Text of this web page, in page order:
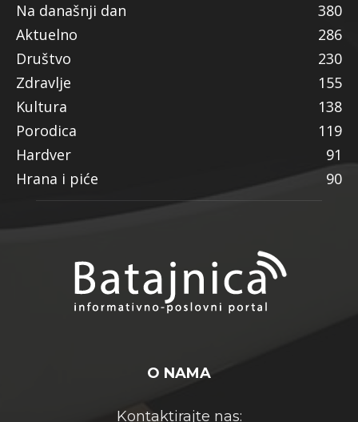
Na današnji dan
380
Aktuelno
286
Društvo
230
Zdravlje
155
Kultura
138
Porodica
119
Hardver
91
Hrana i piće
90
O NAMA
Kontaktirajte nas: